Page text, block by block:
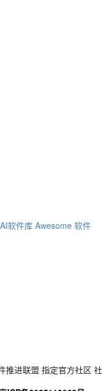
软件库 Awesome 软件
推进联盟 指定官方社区 社